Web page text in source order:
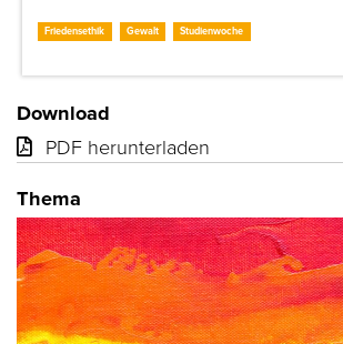
Friedensethik Gewalt Studienwoche
Download
PDF herunterladen
Thema